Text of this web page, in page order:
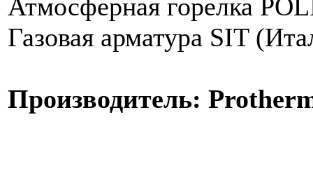
Атмосферная горелка
Газовая арматура SIT
Производитель: